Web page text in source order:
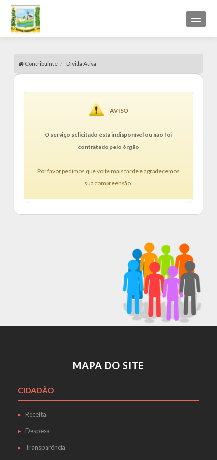
Toggle
Contribuinte Dívida Ativa
AVISO
O serviço solicitado está indisponível ou não foi
contratado pelo órgão
Por favor pedimos que volte mais tarde e agradecemos
sua compreensão.
MAPA DO SITE
CIDADÃO
Receita
Despesa
Transparência